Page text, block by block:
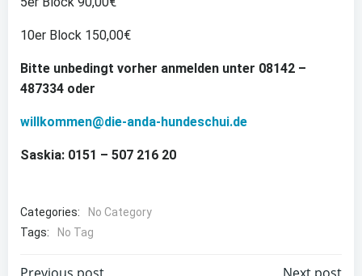
10er Block 150,00€
Bitte unbedingt vorher anmelden unter 08142 –
487334 oder
willkommen@die-anda-hundeschui.de
Saskia: 0151 – 507 216 20
Categories:
No Category
Tags:
No Tag